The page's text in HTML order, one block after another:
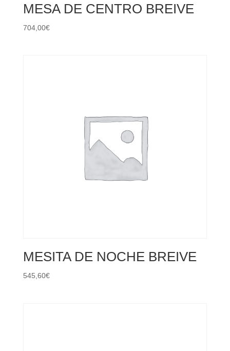
MESA DE CENTRO BREIVE
704,00€
MESITA DE NOCHE BREIVE
545,60€